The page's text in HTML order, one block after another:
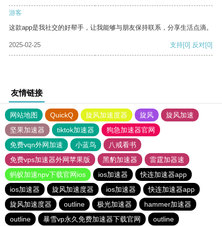
游客
这款app是我社交的好帮手，让我能够与朋友保持联系，分享生活点滴。
2025-02-25 支持[0] 反对[0]
友情链接
网站地图 QuickQ 旋风加速度器 旋风
旋风加速
坚果加速器
tiktok加速器
狗急加速器官网
免费vqn外网加速
小蓝鸟
八戒看书
免费vps加速器外网苹果版
黑豹加速器
雷霆加器速
蚂蚁加速npv下载官网ios
ios加速器
快连加速器app
ios加速器
旋风加速度器 ios加速器
快连加速器app
旋风加速度器
outline 极光加速器
hammer加速器
outline
暴雪vp永久免费加速器下载官网 outline